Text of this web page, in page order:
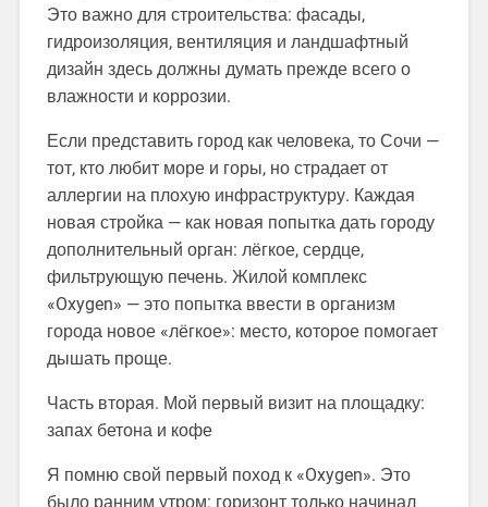
Это важно для строительства: фасады,
гидроизоляция, вентиляция и ландшафтный
дизайн здесь должны думать прежде всего о
влажности и коррозии.
Если представить город как человека, то Сочи —
тот, кто любит море и горы, но страдает от
аллергии на плохую инфраструктуру. Каждая
новая стройка — как новая попытка дать городу
дополнительный орган: лёгкое, сердце,
фильтрующую печень. Жилой комплекс
«Oxygen» — это попытка ввести в организм
города новое «лёгкое»: место, которое помогает
дышать проще.
Часть вторая. Мой первый визит на площадку:
запах бетона и кофе
Я помню свой первый поход к «Oxygen». Это
было ранним утром: горизонт только начинал